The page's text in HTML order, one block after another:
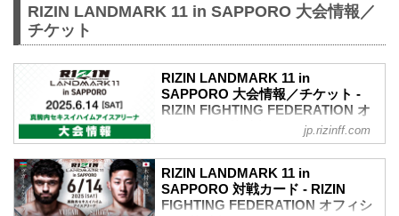
大原樹理 vs. ジョニー・ケース
RIZIN MMAルール：5分 3R（66.0kg）
...
配信チケットが、本日5月12日（月）より
RIZIN LIVEにて販売がスタートしたぞ！
始）
お得なPPV前売りチケットは、大会前日
の5月30日（金）23:59まで販売！
会場に来られない方、また会場にも行く
が実況・解説ありで試合を見たい方は是
非、お好きな配信サービスでRIZIN
WORLD SERIES in KOREAを全試合リア
ルタ...
RIZIN LANDMARK 11 in SAPPORO 大会情報／
チケット
RIZIN LANDMARK 11 in
SAPPORO 大会情報／チケット -
RIZIN FIGHTING FEDERATION オ
概要
開催日時
2025年6月14日（土）12:00開場（予定）/
jp.rizinff.com
RIZIN LANDMARK 11 in
SAPPORO 対戦カード - RIZIN
FIGHTING FEDERATION オフィシ